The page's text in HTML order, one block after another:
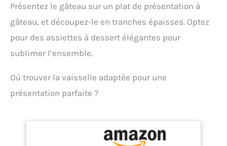
accessoires. Compact et
pratique pour un usage
quotidien : Léger, doté d'un
câble de 1 mètre et d'un
tâches de cuisine.
Présentez le gâteau sur un plat de présentation à
gâteau, et découpez-le en tranches épaisses. Optez
pour des assiettes à dessert élégantes pour
sublimer l’ensemble.
Où trouver la vaisselle adaptée pour une
présentation parfaite ?